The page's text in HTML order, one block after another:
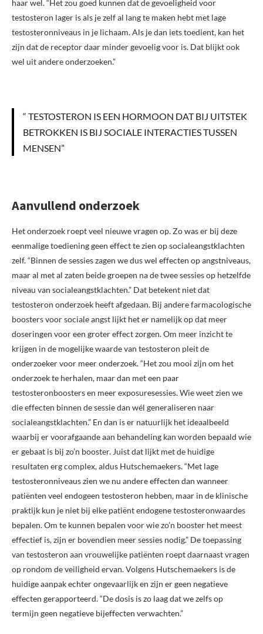
haar wel. “Het zou goed kunnen dat de gevoeligheid voor
testosteron lager is als je zelf al lang te maken hebt met lage
testosteronniveaus in je lichaam. Als je dan iets toedient, kan het
zijn dat de receptor daar minder gevoelig voor is. Dat blijkt ook
wel uit andere onderzoeken.”
“ TESTOSTERON IS EEN HORMOON DAT BIJ UITSTEK
BETROKKEN IS BIJ SOCIALE INTERACTIES TUSSEN
MENSEN”
Aanvullend onderzoek
Het onderzoek roept veel nieuwe vragen op. Zo was er bij deze
eenmalige toediening geen effect te zien op socialeangstklachten
zelf. “Binnen de sessies zagen we dus wel effecten op angstniveaus,
maar al met al zaten beide groepen na de twee sessies op hetzelfde
niveau van socialeangstklachten.” Dat betekent niet dat
testosteron onderzoek heeft afgedaan. Bij andere farmacologische
boosters voor sociale angst lijkt het er namelijk op dat meer
doseringen voor een groter effect zorgen. Om meer inzicht te
krijgen in de mogelijke waarde van testosteron pleit de
onderzoeker voor meer onderzoek. “Het zou mooi zijn om het
onderzoek te herhalen, maar dan met een paar
testosteronboosters en meer exposuresessies. Wie weet zien we
die effecten binnen de sessie dan wél generaliseren naar
socialeangstklachten.” En dan is er natuurlijk het ideaalbeeld
waarbij er voorafgaande aan behandeling kan worden bepaald wie
er gebaat is bij zo’n booster. Juist dat lijkt met de huidige
resultaten erg complex, aldus Hutschemaekers. “Met lage
testosteronniveaus zien we nu andere effecten dan wanneer
patiënten veel endogeen testosteron hebben, maar in de klinische
praktijk kun je niet bij elke patiënt endogene testosteronwaardes
bepalen. Om te kunnen bepalen voor wie zo’n booster het meest
effectief is, zijn er bovendien meer sessies nodig.” De toepassing
van testosteron aan vrouwelijke patiënten roept daarnaast vragen
op rondom de veiligheid ervan. Volgens Hutschemaekers is de
huidige aanpak echter ongevaarlijk en zijn er geen negatieve
effecten gerapporteerd. “De dosis is zo laag dat we zelfs op
termijn geen negatieve bijeffecten verwachten.”